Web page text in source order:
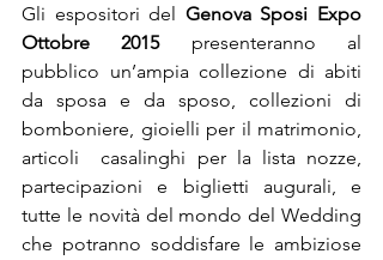
Gli espositori del Genova Sposi Expo
Ottobre 2015 presenteranno al
pubblico un’ampia collezione di abiti
da sposa e da sposo, collezioni di
bomboniere, gioielli per il matrimonio,
articoli  casalinghi per la lista nozze,
partecipazioni e biglietti augurali, e
tutte le novità del mondo del Wedding
che potranno soddisfare le ambiziose